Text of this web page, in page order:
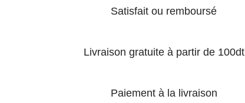
Satisfait ou remboursé
Livraison gratuite à partir de 100dt
Paiement à la livraison